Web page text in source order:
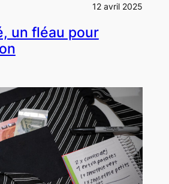
12 avril 2025
un fléau pour